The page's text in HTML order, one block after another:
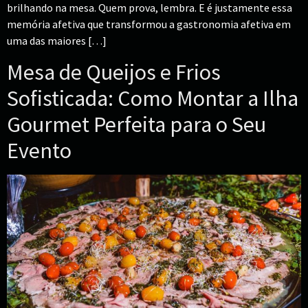
brilhando na mesa. Quem prova, lembra. E é justamente essa
memória afetiva que transformou a gastronomia afetiva em
uma das maiores […]
Mesa de Queijos e Frios
Sofisticada: Como Montar a Ilha
Gourmet Perfeita para o Seu
Evento